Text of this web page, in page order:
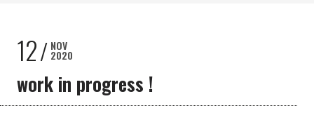
12 NOV
2020
work in progress !